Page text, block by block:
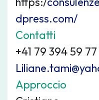
dpress.com/
Contatti
+41 79 394 59 77
Approccio